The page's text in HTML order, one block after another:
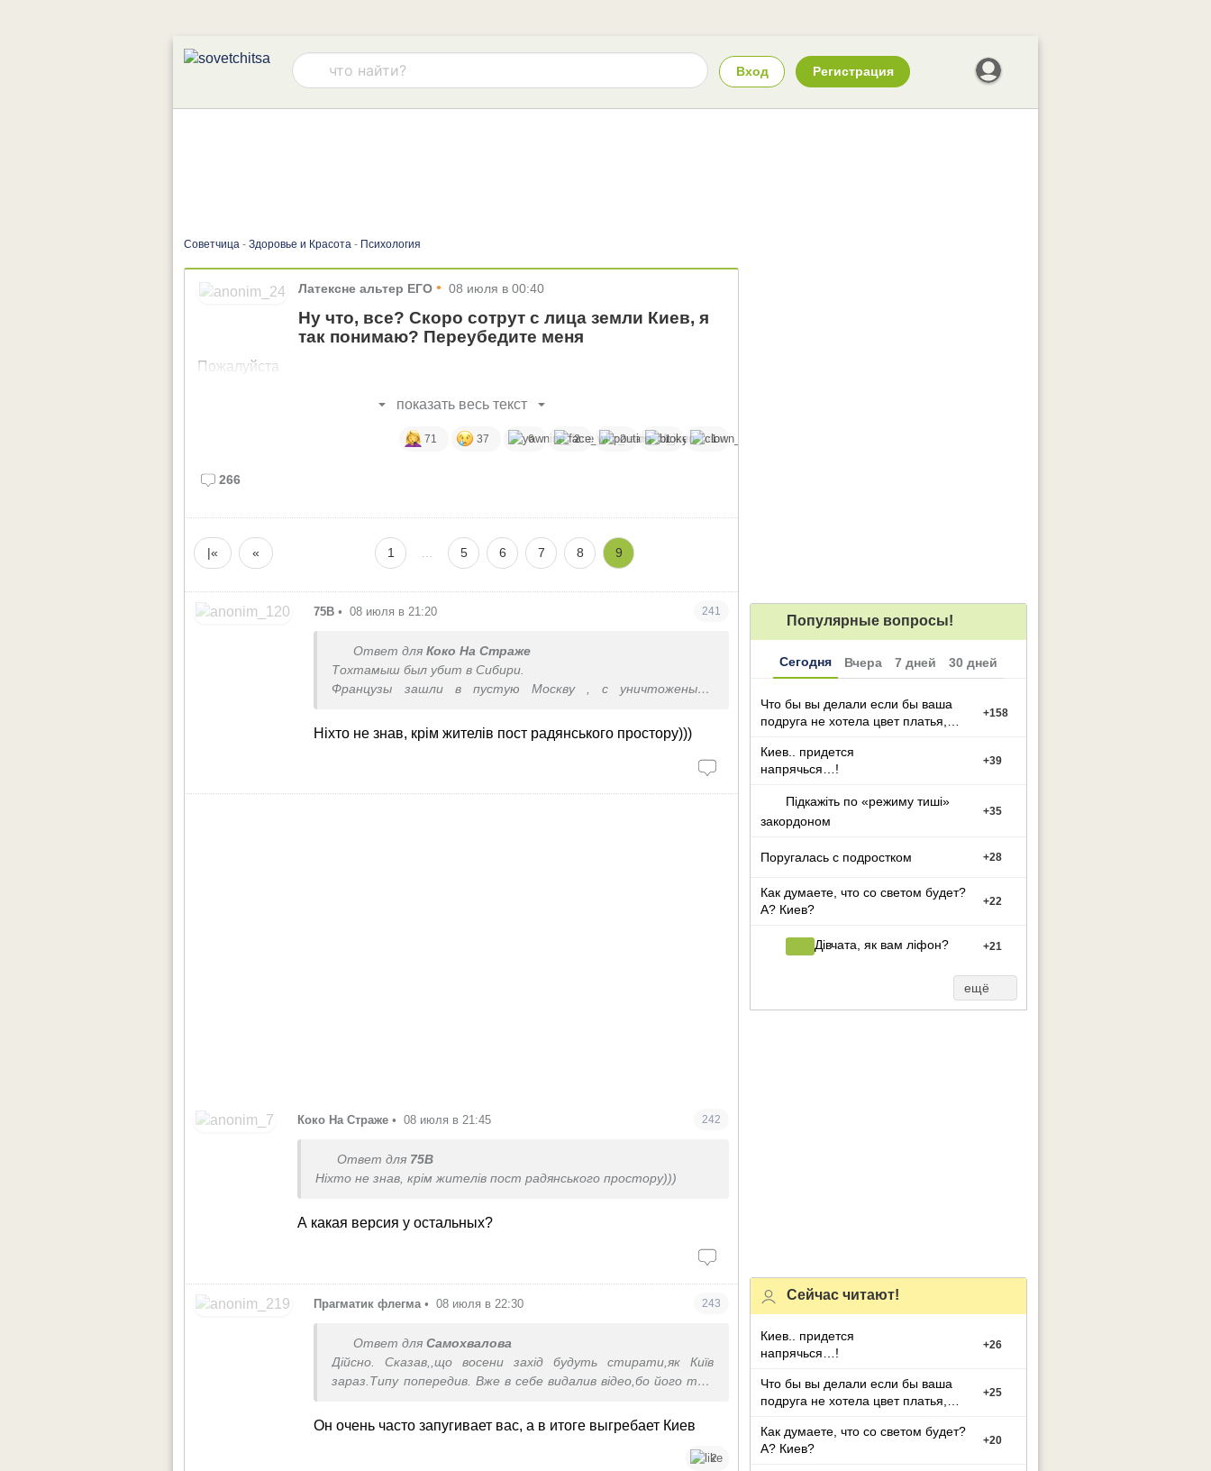
Вход Регистрация
Советчица - Здоровье и Красота - Психология
Латексне альтер ЕГО • 08 июля в 00:40
Ну что, все? Скоро сотрут с лица земли Киев, я
так понимаю? Переубедите меня
Пожалуйста
показать весь текст
71 37 6 2 2 1 1
266
|« « 1 5 6 7 8 9
75В • 08 июля в 21:20 241
Ответ для Коко На Страже
Тохтамыш был убит в Сибири.
Французы зашли в пустую Москву , с уничтожеными
Ніхто не знав, крім жителів пост радянського простору)))
Коко На Страже • 08 июля в 21:45 242
Ответ для 75В
Ніхто не знав, крім жителів пост радянського простору)))
А какая версия у остальных?
Прагматик флегма • 08 июля в 22:30 243
Ответ для Самохвалова
Дійсно. Сказав,,що восени захід будуть стирати,як Київ
зараз.Типу попередив. Вже в себе видалив відео,бо його там
Он очень часто запугивает вас, а в итоге выгребает Киев
2
Популярные вопросы!
Сегодня Вчера 7 дней 30 дней
Что бы вы делали если бы ваша
подруга не хотела цвет платья,
+158
Киев.. придется
напрячься…!
+39
Підкажіть по «режиму тиші»
закордоном
+35
Поругалась с подростком +28
Как думаете, что со светом будет?
А? Киев?
+22
Дівчата, як вам ліфон? +21
ещё
Сейчас читают!
Киев.. придется
напрячься…!
+26
Что бы вы делали если бы ваша
подруга не хотела цвет платья,
+25
Как думаете, что со светом будет?
А? Киев?
+20